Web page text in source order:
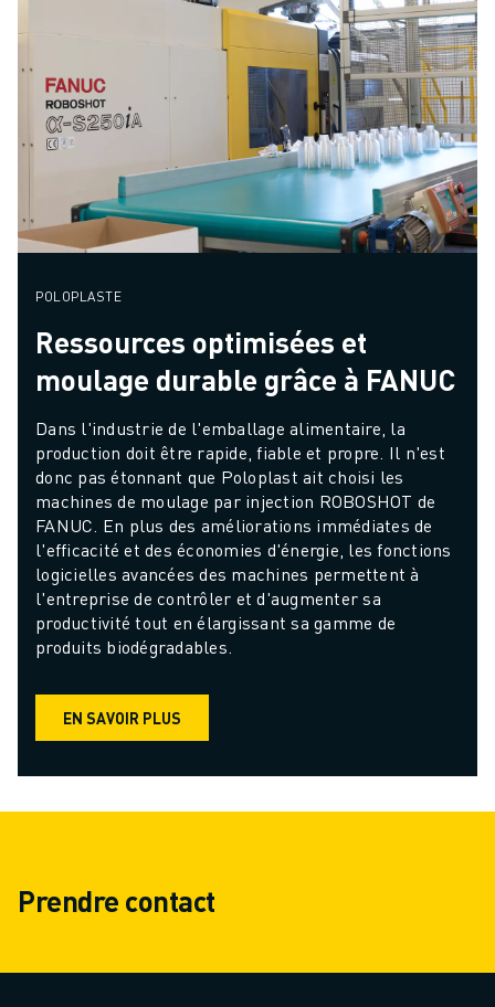
POLOPLASTE
Ressources optimisées et
moulage durable grâce à FANUC
Dans l'industrie de l'emballage alimentaire, la
production doit être rapide, fiable et propre. Il n'est
donc pas étonnant que Poloplast ait choisi les
machines de moulage par injection ROBOSHOT de
FANUC. En plus des améliorations immédiates de
l'efficacité et des économies d'énergie, les fonctions
logicielles avancées des machines permettent à
l'entreprise de contrôler et d'augmenter sa
productivité tout en élargissant sa gamme de
produits biodégradables.
EN SAVOIR PLUS
Prendre contact